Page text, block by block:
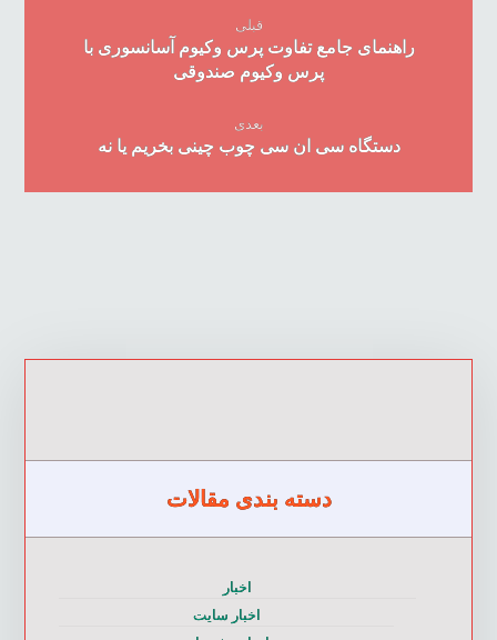
قبلی
راهنمای جامع تفاوت پرس وکیوم آسانسوری با
پرس وکیوم صندوقی
بعدی
دستگاه سی ان سی چوب چینی بخریم یا نه
دسته بندی مقالات
اخبار
اخبار سایت